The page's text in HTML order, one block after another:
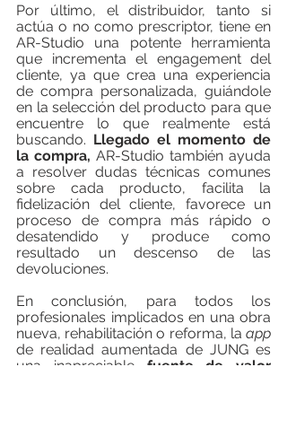
Por último, el distribuidor, tanto si
actúa o no como prescriptor, tiene en
AR-Studio una potente herramienta
que incrementa el engagement del
cliente, ya que crea una experiencia
de compra personalizada, guiándole
en la selección del producto para que
encuentre lo que realmente está
buscando. Llegado el momento de
la compra, AR-Studio también ayuda
a resolver dudas técnicas comunes
sobre cada producto, facilita la
fidelización del cliente, favorece un
proceso de compra más rápido o
desatendido y produce como
resultado un descenso de las
devoluciones.
En conclusión, para todos los
profesionales implicados en una obra
nueva, rehabilitación o reforma, la app
de realidad aumentada de JUNG es
una inapreciable fuente de valor